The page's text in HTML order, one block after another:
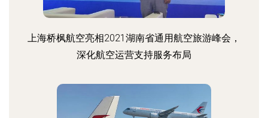
上海桥枫航空亮相2021湖南省通用航空旅游峰会，
深化航空运营支持服务布局